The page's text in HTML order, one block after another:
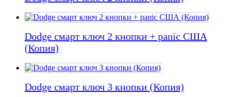
Dodge смарт ключ 2 кнопки + panic США
(Копия)
Dodge смарт ключ 3 кнопки (Копия)